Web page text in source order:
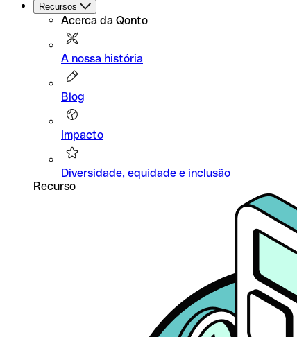
Recursos
Acerca da Qonto
A nossa história
Blog
Impacto
Diversidade, equidade e inclusão
Recurso